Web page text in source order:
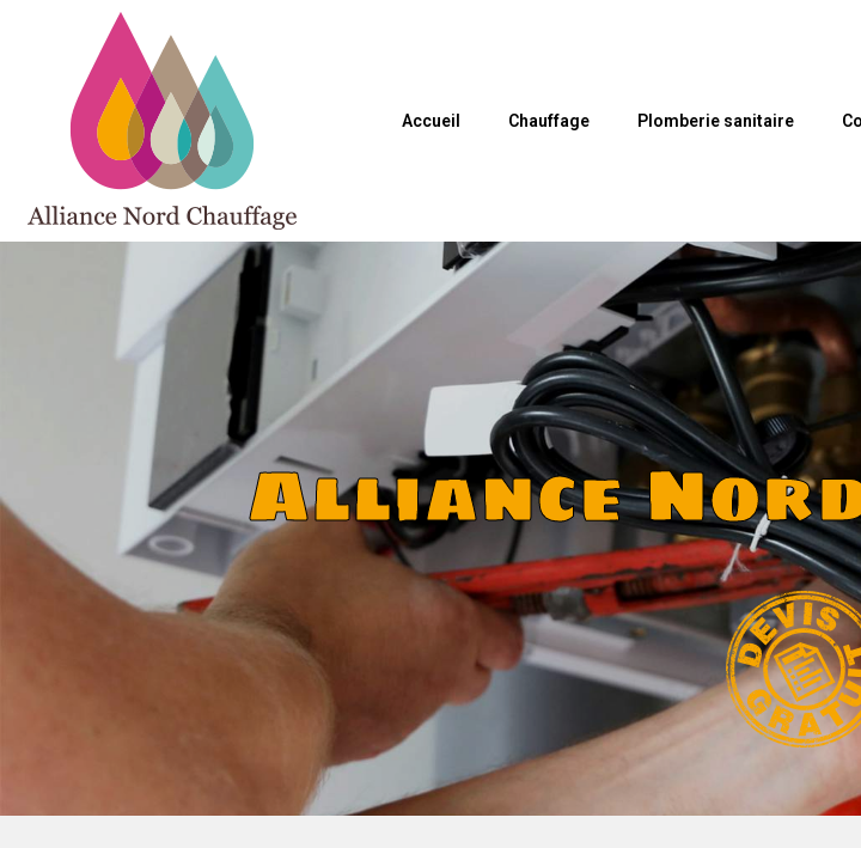
Accueil Chauffage Plomberie sanitaire
Alliance